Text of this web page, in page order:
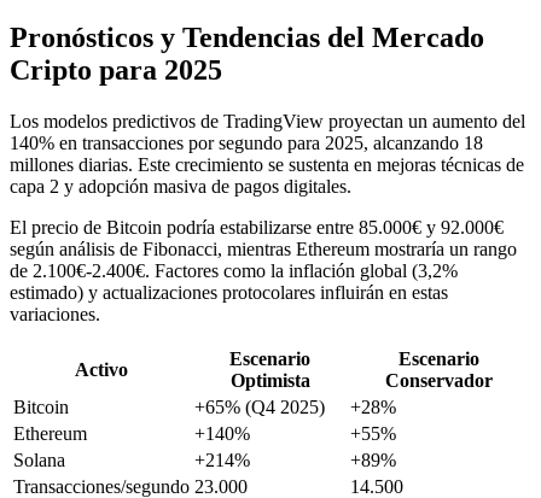
Pronósticos y Tendencias del Mercado
Cripto para 2025
Los modelos predictivos de TradingView proyectan un aumento del
140% en transacciones por segundo para 2025, alcanzando 18
millones diarias. Este crecimiento se sustenta en mejoras técnicas de
capa 2 y adopción masiva de pagos digitales.
El precio de Bitcoin podría estabilizarse entre 85.000€ y 92.000€
según análisis de Fibonacci, mientras Ethereum mostraría un rango
de 2.100€-2.400€. Factores como la inflación global (3,2%
estimado) y actualizaciones protocolares influirán en estas
variaciones.
Activo
Escenario
Optimista
Escenario
Conservador
Bitcoin
+65% (Q4 2025)
+28%
Ethereum
+140%
+55%
Solana
+214%
+89%
Transacciones/segundo 23.000 14.500